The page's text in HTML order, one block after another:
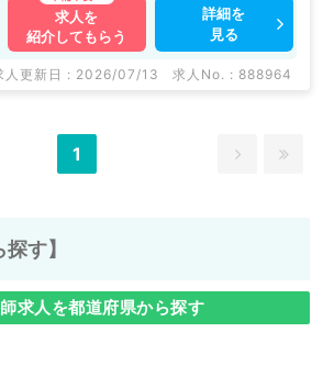
求人を
紹介してもらう
詳細を
見る
人更新日 : 2026/07/13 求人No. : 888964
1
す】
求人を都道府県から探す